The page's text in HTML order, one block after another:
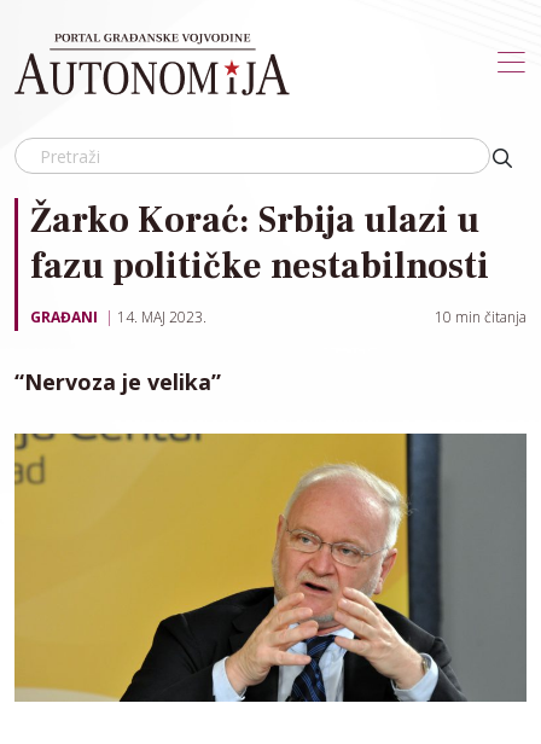
Žarko Korać: Srbija ulazi u
fazu političke nestabilnosti
GRAĐANI 14. MAJ 2023. 10 min čitanja
“Nervoza je velika”